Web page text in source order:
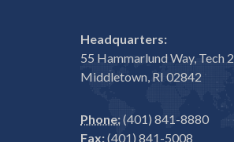
Headquarters:
55 Hammarlund Way, Tech 2
Middletown, RI 02842
Phone:(401) 841-8880
Fax:(401) 841-5008